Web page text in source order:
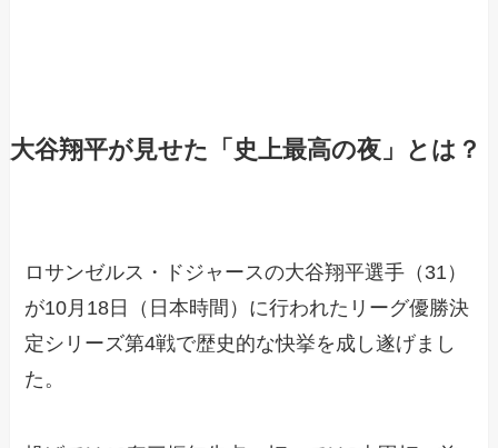
大谷翔平が見せた「史上最高の夜」とは？
ロサンゼルス・ドジャースの大谷翔平選手（31）
が10月18日（日本時間）に行われたリーグ優勝決
定シリーズ第4戦で歴史的な快挙を成し遂げまし
た。